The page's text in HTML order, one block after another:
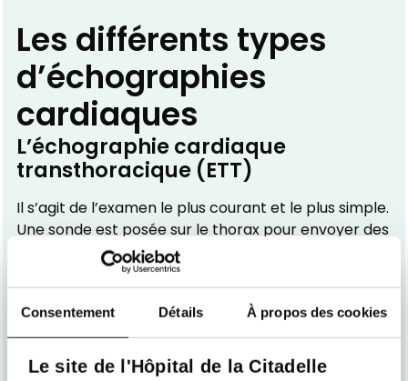
Consentement Détails À propos des cookies
Le site de l'Hôpital de la Citadelle
Les différents types
d’échographies
cardiaques
L’échographie cardiaque
transthoracique (ETT)
Il s’agit de l’examen le plus courant et le plus simple.
Une sonde est posée sur le thorax pour envoyer des
ultrasons et recueillir les images du cœur. Le patient
est allongé sur le côté gauche pour une meilleure
Avantages: examen rapide, indolore et sans
danger